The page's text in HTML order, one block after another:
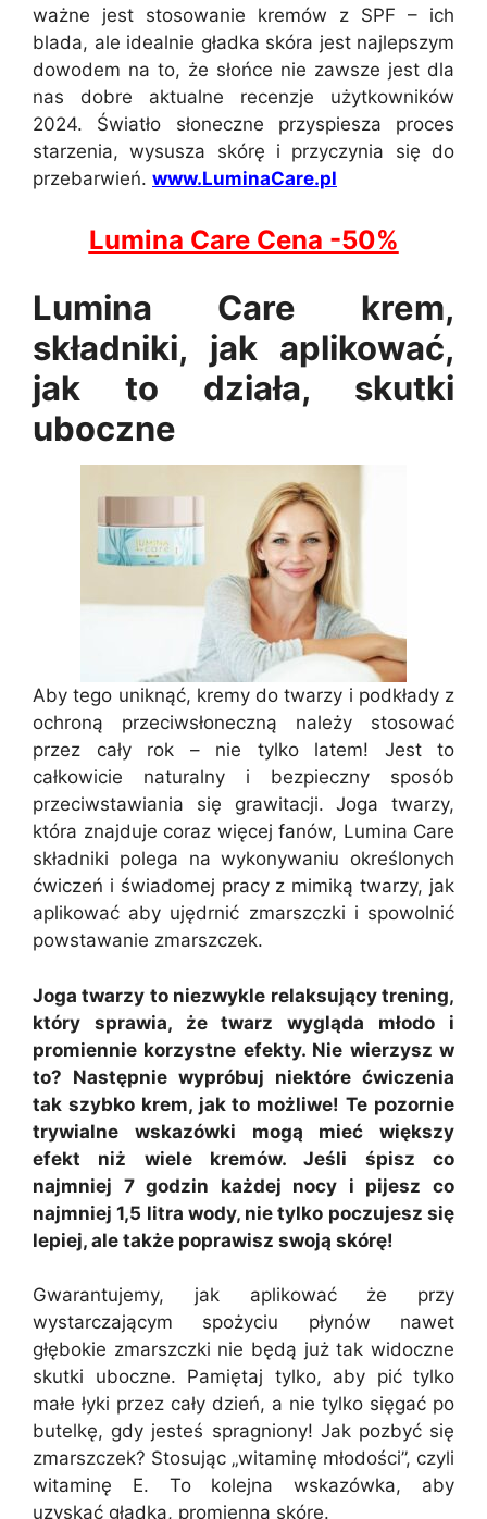
ważne jest stosowanie kremów z SPF – ich
blada, ale idealnie gładka skóra jest najlepszym
dowodem na to, że słońce nie zawsze jest dla
nas dobre aktualne recenzje użytkowników
2024. Światło słoneczne przyspiesza proces
starzenia, wysusza skórę i przyczynia się do
przebarwień. www.LuminaCare.pl
Lumina Care Cena -50%
Lumina Care krem,
składniki, jak aplikować,
jak to działa, skutki
uboczne
Aby tego uniknąć, kremy do twarzy i podkłady z
ochroną przeciwsłoneczną należy stosować
przez cały rok – nie tylko latem! Jest to
całkowicie naturalny i bezpieczny sposób
przeciwstawiania się grawitacji. Joga twarzy,
która znajduje coraz więcej fanów, Lumina Care
składniki polega na wykonywaniu określonych
ćwiczeń i świadomej pracy z mimiką twarzy, jak
aplikować aby ujędrnić zmarszczki i spowolnić
powstawanie zmarszczek.
Joga twarzy to niezwykle relaksujący trening,
który sprawia, że twarz wygląda młodo i
promiennie korzystne efekty. Nie wierzysz w
to? Następnie wypróbuj niektóre ćwiczenia
tak szybko krem, jak to możliwe! Te pozornie
trywialne wskazówki mogą mieć większy
efekt niż wiele kremów. Jeśli śpisz co
najmniej 7 godzin każdej nocy i pijesz co
najmniej 1,5 litra wody, nie tylko poczujesz się
lepiej, ale także poprawisz swoją skórę!
Gwarantujemy, jak aplikować że przy
wystarczającym spożyciu płynów nawet
głębokie zmarszczki nie będą już tak widoczne
skutki uboczne. Pamiętaj tylko, aby pić tylko
małe łyki przez cały dzień, a nie tylko sięgać po
butelkę, gdy jesteś spragniony! Jak pozbyć się
zmarszczek? Stosując „witaminę młodości”, czyli
witaminę E. To kolejna wskazówka, aby
uzyskać gładką, promienną skórę.